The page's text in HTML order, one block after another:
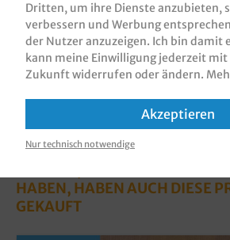
Informationen zur
HABEN, HABEN AUCH DIESE
GEKAUFT
Dritten, um ihre Dienste anzubieten,
verbessern und Werbung
der Nutzer anzuzeigen. Ich bin damit
kann meine Einwilligung jederzeit
Zukunft widerrufen oder ändern.
Akzeptieren
Nur technisch notwendige